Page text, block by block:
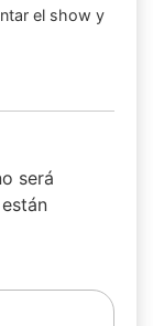
el show y
será